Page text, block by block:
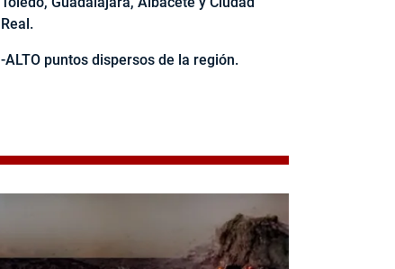
Real.
-ALTO puntos dispersos de la región.